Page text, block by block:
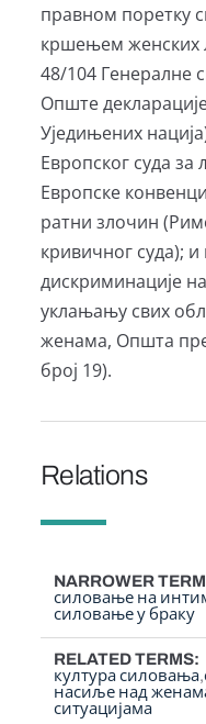
правном поретку
кршењем женских
48/104 Генералне
Опште
Уједињених
Европског суда за
Европске
ратни злочин
кривичног суда);
дискриминације
уклањању свих
женама, Општа
број 19).
Relations
NARROWER
силовање на
силовање у браку
RELATED TERMS
култура силовања
насиље над
ситуацијама